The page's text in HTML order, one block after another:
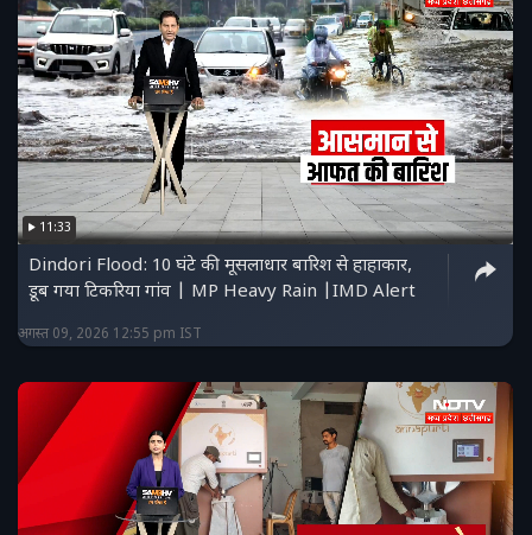
11:33
Dindori Flood: 10 घंटे की मूसलाधार बारिश से हाहाकार,
डूब गया टिकरिया गांव | MP Heavy Rain |IMD Alert
अगस्त 09, 2026 12:55 pm IST